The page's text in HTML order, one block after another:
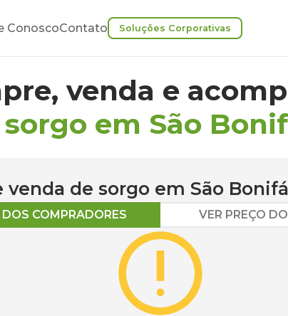
ConoscoContato Soluções Corporativas
venda e
em São
venda de sorgo em São
DOS COMPRADORES VER PREÇO